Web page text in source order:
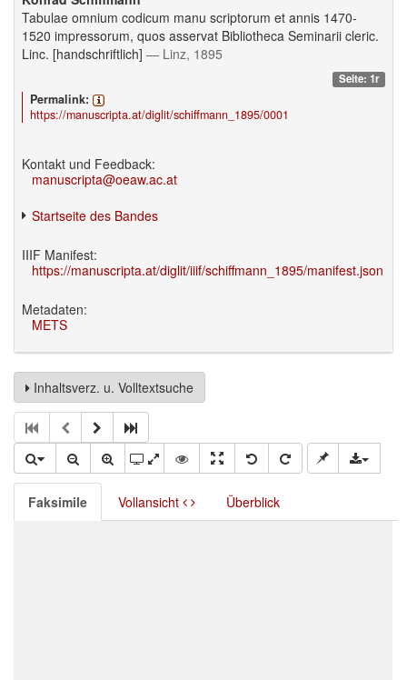
Tabulae omnium codicum manu scriptorum et annis 1470-
1520 impressorum, quos asservat Bibliotheca Seminarii cleric.
Linc. [handschriftlich] — Linz, 1895
Seite: 1r
Permalink:
https://manuscripta.at/diglit/schiffmann_1895/0001
Kontakt und Feedback:
manuscripta@oeaw.ac.at
Startseite des Bandes
IIIF Manifest:
https://manuscripta.at/diglit/iiif/schiffmann_1895/manifest.json
Metadaten:
METS
Inhaltsverz. u. Volltextsuche
Faksimile Vollansicht Überblick